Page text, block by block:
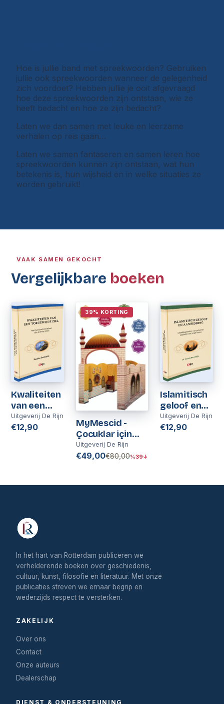
Hoe is jullie band met spreekwoorden? Gebruiken
jullie ook spreekwoorden wanneer de gelegenheid
zich voordoet? Hebben jullie je ooit afgevraagd
hoe deze spreekwoorden zijn ontstaan, wie ze
heeft bedacht en hoe ze zijn bedacht?
Laten we dan samen met leuke en leerzame
verhalen op reis gaan…
Laten we samen fantaseren en samen leren hoe
spreekwoorden kunnen zijn ontstaan, wat hun
betekenis is, hun wijsheid en in welke situaties ze
worden gebruikt!
VAAK SAMEN GEKOCHT
Vergelijkbare boeken
Kwaliteiten
van een
toegewijde
ziel
Uitgeverij De Rijn
€12,90
39% KORTING
MyMescid -
Çocuklar için
Mescid | Kinder
Moskee |
Uitgeverij De Rijn
€49,00€80,00%39↓
Islamitisch
geloof en
aanbidding
Uitgeverij De Rijn
€12,90
In het hart van Rotterdam publiceren we
verhelderende boeken over geschiedenis,
cultuur, kunst, filosofie en literatuur. Met onze
publicaties streven we ernaar begrip en
wederzijds respect te versterken.
ZAKELIJK
Over ons
Contact
Onze auteurs
Dealerschap
DIENST & ONDERSTEUNING